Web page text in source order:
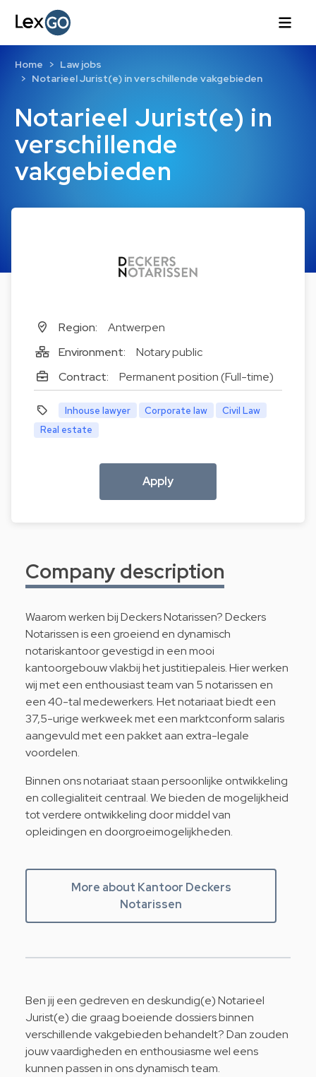
Notarieel Jurist(e) in
verschillende
vakgebieden
Home
Law jobs
Notarieel Jurist(e) in verschillende vakgebieden
Region:
Antwerpen
Environment:
Notary public
Contract:
Permanent position (Full-time)
Inhouse lawyer Corporate law
Civil Law
Real estate
Apply
Company description
Waarom werken bij Deckers Notarissen? Deckers
Notarissen is een groeiend en dynamisch
notariskantoor gevestigd in een mooi
kantoorgebouw vlakbij het justitiepaleis. Hier werken
wij met een enthousiast team van 5 notarissen en
een 40-tal medewerkers. Het notariaat biedt een
37,5-urige werkweek met een marktconform salaris
aangevuld met een pakket aan extra-legale
voordelen.
Binnen ons notariaat staan persoonlijke ontwikkeling
en collegialiteit centraal. We bieden de mogelijkheid
tot verdere ontwikkeling door middel van
opleidingen en doorgroeimogelijkheden.
More about Kantoor Deckers
Notarissen
Ben jij een gedreven en deskundig(e) Notarieel
Jurist(e) die graag boeiende dossiers binnen
verschillende vakgebieden behandelt? Dan zouden
jouw vaardigheden en enthousiasme wel eens
kunnen passen in ons dynamisch team.